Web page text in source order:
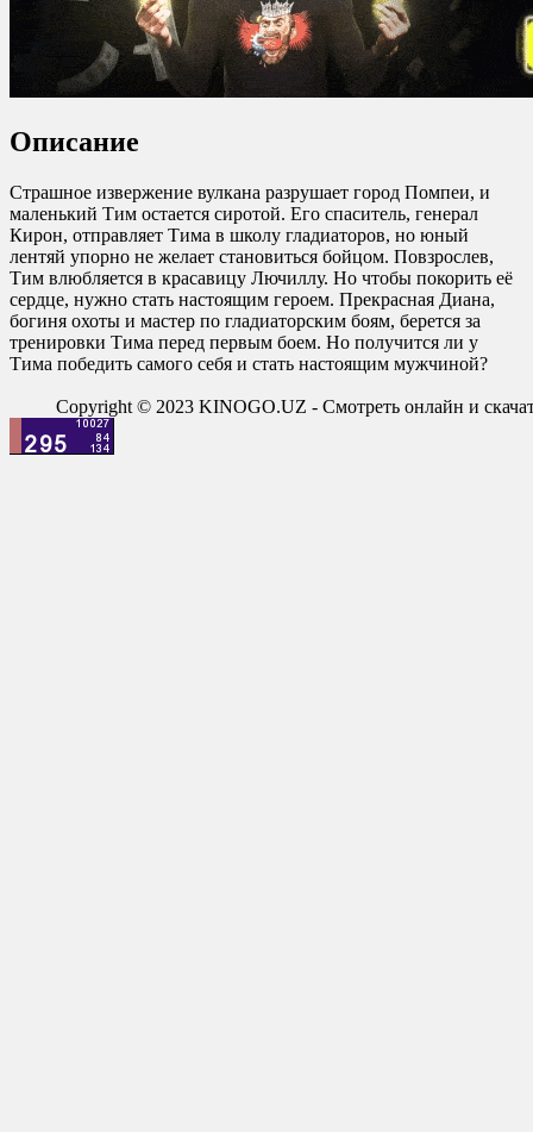
Описание
Страшное извержение вулкана разрушает город Помпеи, и
маленький Тим остается сиротой. Его спаситель, генерал
Кирон, отправляет Тима в школу гладиаторов, но юный
лентяй упорно не желает становиться бойцом. Повзрослев,
Тим влюбляется в красавицу Лючиллу. Но чтобы покорить её
сердце, нужно стать настоящим героем. Прекрасная Диана,
богиня охоты и мастер по гладиаторским боям, берется за
тренировки Тима перед первым боем. Но получится ли у
Тима победить самого себя и стать настоящим мужчиной?
Copyright © 2023 KINOGO.UZ - Смотреть онлайн и